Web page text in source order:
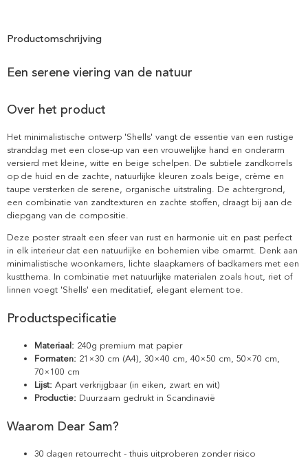
Productomschrijving
Een serene viering van de natuur
Over het product
Het minimalistische ontwerp 'Shells' vangt de essentie van een rustige
stranddag met een close-up van een vrouwelijke hand en onderarm
versierd met kleine, witte en beige schelpen. De subtiele zandkorrels
op de huid en de zachte, natuurlijke kleuren zoals beige, crème en
taupe versterken de serene, organische uitstraling. De achtergrond,
een combinatie van zandtexturen en zachte stoffen, draagt bij aan de
diepgang van de compositie.
Deze poster straalt een sfeer van rust en harmonie uit en past perfect
in elk interieur dat een natuurlijke en bohemien vibe omarmt. Denk aan
minimalistische woonkamers, lichte slaapkamers of badkamers met een
kustthema. In combinatie met natuurlijke materialen zoals hout, riet of
linnen voegt 'Shells' een meditatief, elegant element toe.
Productspecificatie
Materiaal: 240g premium mat papier
Formaten: 21×30 cm (A4), 30×40 cm, 40×50 cm, 50×70 cm,
70×100 cm
Lijst: Apart verkrijgbaar (in eiken, zwart en wit)
Productie: Duurzaam gedrukt in Scandinavië
Waarom Dear Sam?
30 dagen retourrecht - thuis uitproberen zonder risico